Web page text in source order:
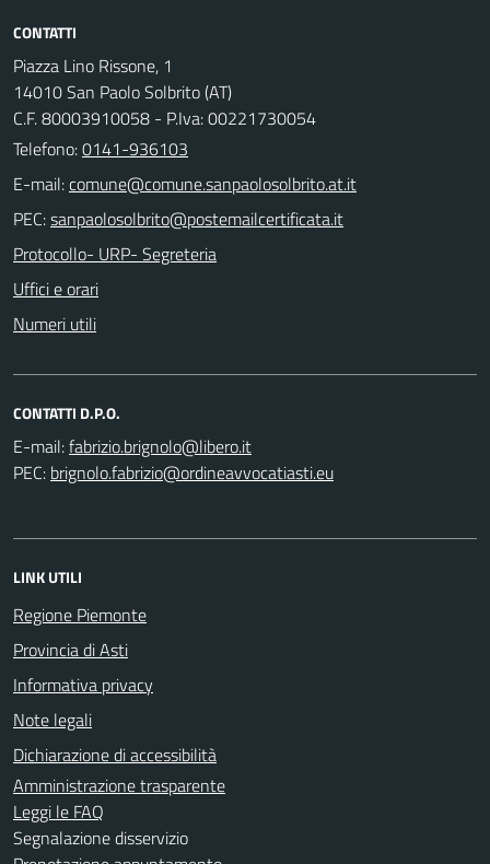
CONTATTI
Piazza Lino Rissone, 1
14010 San Paolo Solbrito (AT)
C.F. 80003910058 - P.Iva: 00221730054
Telefono:0141-936103
E-mail:
PEC:
Protocollo- URP- Segreteria
Uffici e orari
Numeri utili
CONTATTI D.P.O.
E-mail:
PEC:
LINK UTILI
Regione Piemonte
Provincia di Asti
Informativa privacy
Note legali
Dichiarazione di accessibilità
Amministrazione trasparente
Leggi le FAQ
Segnalazione disservizio